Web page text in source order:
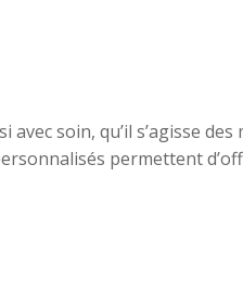
soin, qu’il s’agisse
permettent